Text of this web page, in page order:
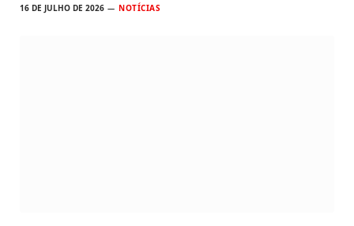
16 DE JULHO DE 2026 NOTÍCIAS